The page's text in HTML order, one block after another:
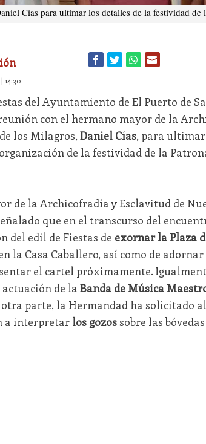
Cías para ultimar los detalles de la festividad de
14:30
del Ayuntamiento de El Puerto de
con el hermano mayor de la
los Milagros, Daniel Cías, para ultimar
de la festividad de la
de la Archicofradía y Esclavitud de
que en el transcurso del
del edil de Fiestas de exornar la Plaza
la Casa Caballero, así como de
el cartel próximamente.
de la Banda de Música
otra parte, la Hermandad ha solicitado
a interpretarlos gozossobre las